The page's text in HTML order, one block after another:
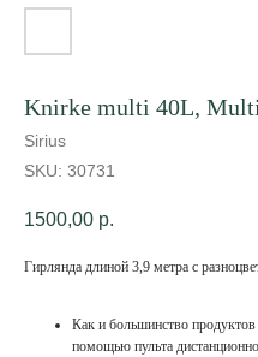
Knirke multi 40L,
Sirius
SKU: 30731
1500,00 р.
Гирлянда длиной 3,9 метра с
Как и большинство
помощью пульта